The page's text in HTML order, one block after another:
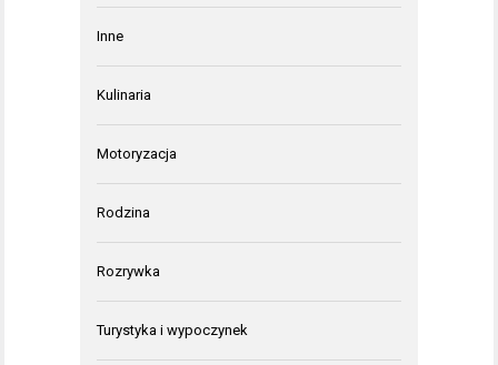
Inne
Kulinaria
Motoryzacja
Rodzina
Rozrywka
Turystyka i wypoczynek